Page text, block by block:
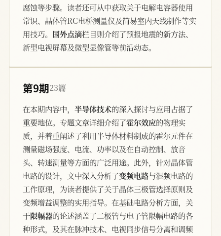
腐蚀等步骤。读者还可从中获取关于电解电容器使用
常识、晶体管RC电桥测量仪及简易室内天线制作等实
用技巧。 国外点滴栏目则介绍了预报地震的新方法、
新型电视屏幕及微型显像管等前沿动态。
第9期23篇
在本期内容中， 半导体技术的深入探讨与应用占据了
重要地位。专题文章详细介绍了霍尔效应的物理实
质，并着重阐述了利用半导体材料制成的霍尔元件在
测量磁场强度、电流、功率以及在自动控制、放音
头、转速测量等方面的广泛用途。此外，针对晶体管
电路的设计，文中深入分析了变频电路与混频电路的
工作原理，为读者提供了关于晶体三极管选择原则及
变频增益调整的实用指导。在基础电路分析方面，关
于限幅器的论述涵盖了二极管与电子管限幅电路的各
种形式，及其在脉冲技术、电视同步信号分离和调频